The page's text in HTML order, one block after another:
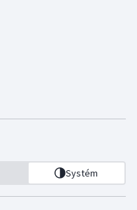
Systém